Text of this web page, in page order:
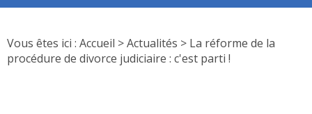
Vous êtes ici : Accueil >Actualités > La réforme de la
procédure de divorce judiciaire : c'est parti !